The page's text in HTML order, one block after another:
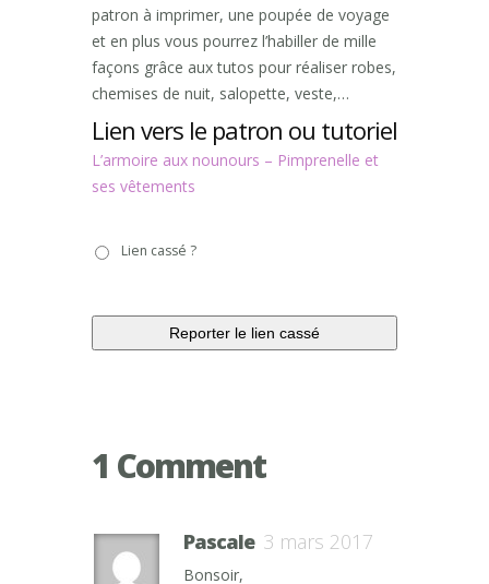
patron à imprimer, une poupée de voyage
et en plus vous pourrez l’habiller de mille
façons grâce aux tutos pour réaliser robes,
chemises de nuit, salopette, veste,…
Lien vers le patron ou tutoriel
L’armoire aux nounours – Pimprenelle et
ses vêtements
casséLien cassé ?
1 Comment
Pascale 3 mars 2017
Bonsoir,